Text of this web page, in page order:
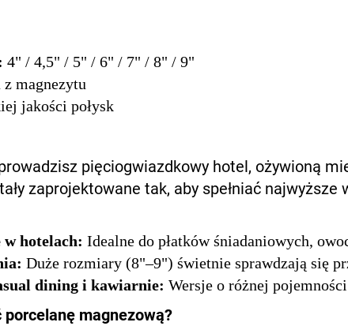
4" / 4,5" / 5" / 6" / 7" / 8" / 9"
z magnezytu
jakości połysk
pięciogwiazdkowy hotel, ożywioną
zaprojektowane tak, aby spełniać
hotelach: Idealne do płatków śniadaniowych,
Duże rozmiary (8"–9") świetnie sprawdzają się
dining i kawiarnie: Wersje o różnej
magnezową?